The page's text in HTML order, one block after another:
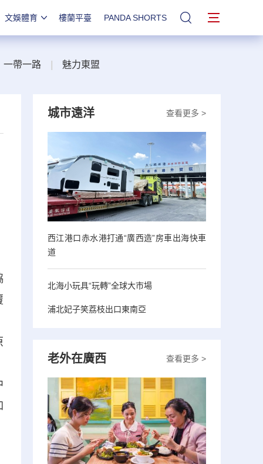
文娛體育 樓蘭平臺 PANDA SHORTS 站內搜索
一帶一路 魅力東盟
查看更多 >
城市遠洋
西江港口赤水港打通“廣西造”房車出海快車
道
北海小玩具“玩轉”全球大市場
浦北妃子笑荔枝出口東南亞
查看更多 >
老外在廣西